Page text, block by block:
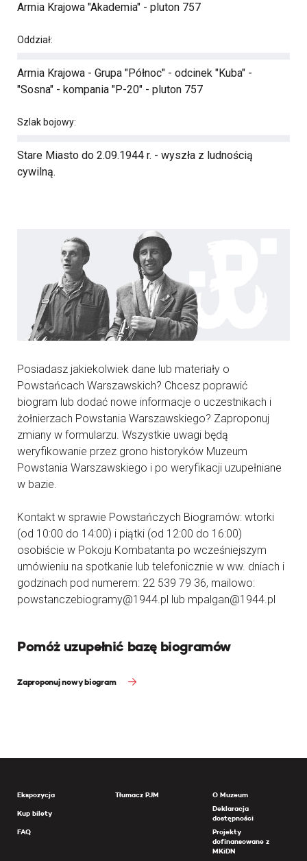
Armia Krajowa "Akademia" - pluton 757
Oddział:
Armia Krajowa - Grupa "Północ" - odcinek "Kuba" -
"Sosna" - kompania "P-20" - pluton 757
Szlak bojowy:
Stare Miasto do 2.09.1944 r. - wyszła z ludnością
cywilną.
Posiadasz jakiekolwiek dane lub materiały o
Powstańcach Warszawskich? Chcesz poprawić
biogram lub dodać nowe informacje o uczestnikach i
żołnierzach Powstania Warszawskiego? Zaproponuj
zmiany w formularzu. Wszystkie uwagi będą
weryfikowanie przez grono historyków Muzeum
Powstania Warszawskiego i po weryfikacji uzupełniane
w bazie.
Kontakt w sprawie Powstańczych Biogramów: wtorki
(od 10:00 do 14:00) i piątki (od 12:00 do 16:00)
osobiście w Pokoju Kombatanta po wcześniejszym
umówieniu na spotkanie lub telefonicznie w ww. dniach i
godzinach pod numerem: 22 539 79 36, mailowo:
powstanczebiogramy@1944.pl lub mpalgan@1944.pl
Pomóż uzupełnić bazę biogramów
Zaproponuj nowy biogram
Ekspozycja
Kup bilety
FAQ
Tłumacz PJM
O Muzeum
Deklaracja
dostępności
Projekty
dofinansowane z
MKiDN